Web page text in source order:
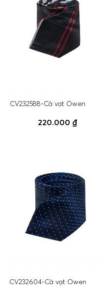
CV232588-Cà vạt Owen
220.000 ₫
CV232604-Cà vạt Owen